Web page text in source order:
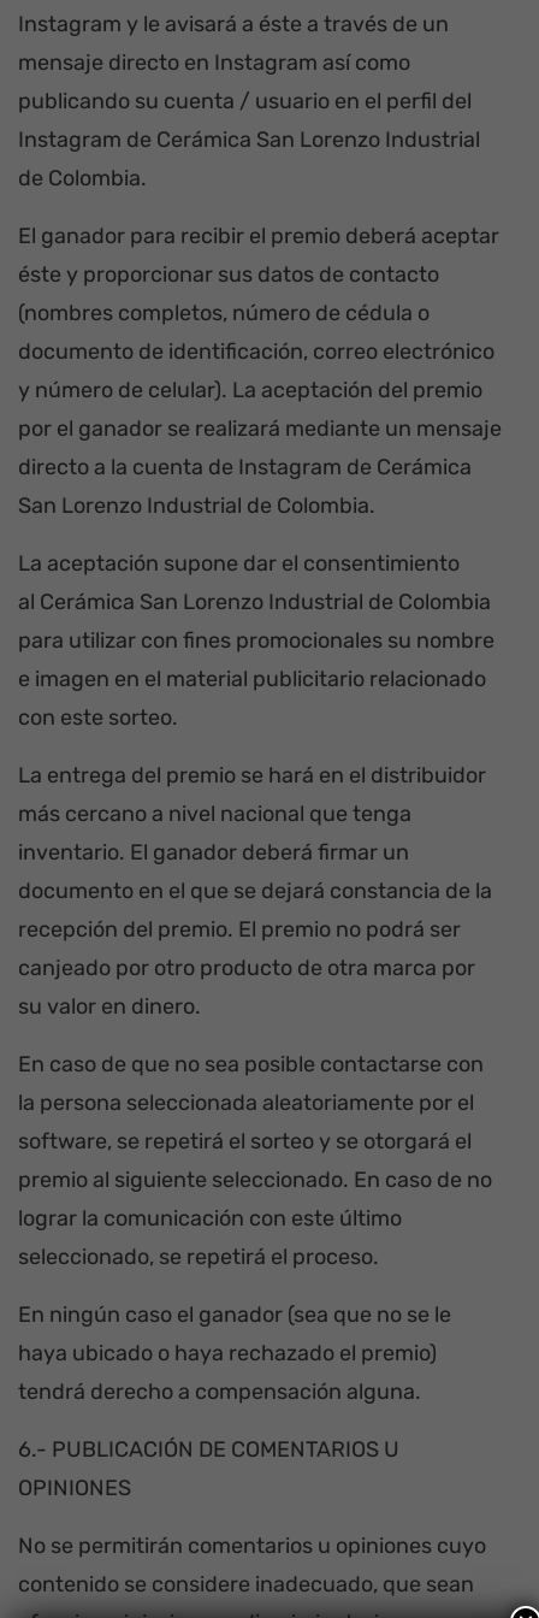
Instagram y le avisará a éste a través de un
mensaje directo en Instagram así como
publicando su cuenta / usuario en el perfil del
Instagram de Cerámica San Lorenzo Industrial
de Colombia.
El ganador para recibir el premio deberá aceptar
éste y proporcionar sus datos de contacto
(nombres completos, número de cédula o
documento de identificación, correo electrónico
y número de celular). La aceptación del premio
por el ganador se realizará mediante un mensaje
directo a la cuenta de Instagram de Cerámica
San Lorenzo Industrial de Colombia.
La aceptación supone dar el consentimiento
al Cerámica San Lorenzo Industrial de Colombia
para utilizar con fines promocionales su nombre
e imagen en el material publicitario relacionado
con este sorteo.
La entrega del premio se hará en el distribuidor
más cercano a nivel nacional que tenga
inventario. El ganador deberá firmar un
documento en el que se dejará constancia de la
recepción del premio. El premio no podrá ser
canjeado por otro producto de otra marca por
su valor en dinero.
En caso de que no sea posible contactarse con
la persona seleccionada aleatoriamente por el
software, se repetirá el sorteo y se otorgará el
premio al siguiente seleccionado. En caso de no
lograr la comunicación con este último
seleccionado, se repetirá el proceso.
En ningún caso el ganador (sea que no se le
haya ubicado o haya rechazado el premio)
tendrá derecho a compensación alguna.
6.- PUBLICACIÓN DE COMENTARIOS U
OPINIONES
No se permitirán comentarios u opiniones cuyo
contenido se considere inadecuado, que sean